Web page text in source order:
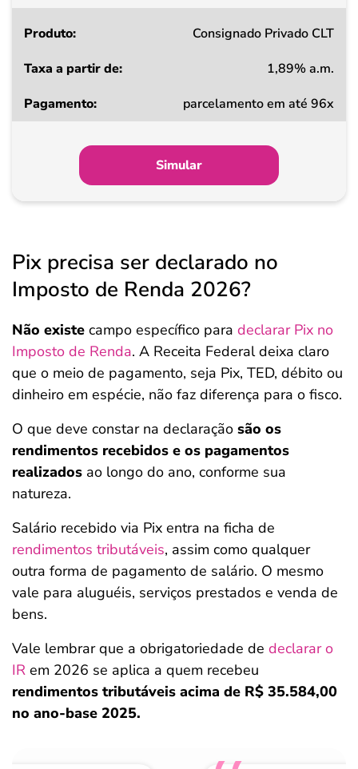
Consignado Privado CLT
1,89% a.m.
parcelamento em até 96x
Simular
Pix precisa ser declarado no
Imposto de Renda 2026?
Não existe campo específico para declarar Pix no
Imposto de Renda. A Receita Federal deixa claro
que o meio de pagamento, seja Pix, TED, débito ou
dinheiro em espécie, não faz diferença para o fisco.
O que deve constar na declaração são os
rendimentos recebidos e os pagamentos
realizados ao longo do ano, conforme sua
natureza.
Salário recebido via Pix entra na ficha de
rendimentos tributáveis, assim como qualquer
outra forma de pagamento de salário. O mesmo
vale para aluguéis, serviços prestados e venda de
bens.
Vale lembrar que a obrigatoriedade de declarar o
IR em 2026 se aplica a quem recebeu
rendimentos tributáveis acima de R$ 35.584,00
no ano-base 2025.